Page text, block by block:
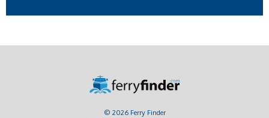
© 2026 Ferry Finder